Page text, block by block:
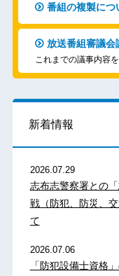
番組の複製につ
放送番組審議会
これまでの議事内容
新着情報
2026.07.29
志布志警察署との
戦（防犯、防災、
て
2026.07.06
「防犯設備士資格